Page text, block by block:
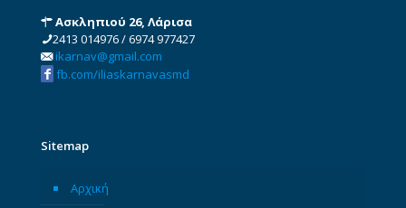
Ασκληπιού 26, Λάρισα
2413 014976/6974 977427
ikarnav@gmail.com
fb.com/iliaskarnavasmd
Sitemap
Αρχική